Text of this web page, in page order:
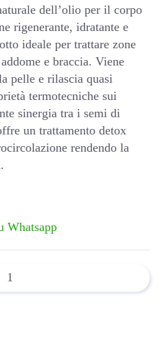
dell’olio per il corpo
rigenerante, idratante e
ideale per trattare zone
e braccia. Viene
pelle e rilascia quasi
termotecniche sui
sinergia tra i semi di
un trattamento detox
rendendo la
Whatsapp